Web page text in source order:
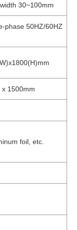
30~100mm
phase 50HZ/60HZ
1500mm
foil, etc.